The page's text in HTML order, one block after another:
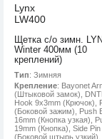
Lynx
LW400
Щетка с/о зимн.
Winter 400мм (10
креплений)
Тип: Зимняя
Крепление: Bayonet
(Штыковой замок),
Hook 9x3mm (Крючок),
(Боковой зажим), Push
16mm (Кнопка узкая),
19mm (Кнопка), Side
(Боковой штырь узкий),